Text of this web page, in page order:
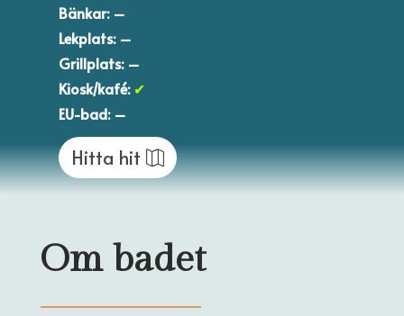
Bänkar: –
Lekplats: –
Grillplats: –
Kiosk/kafé: ✔
EU-bad: –
Hitta hit
Om badet